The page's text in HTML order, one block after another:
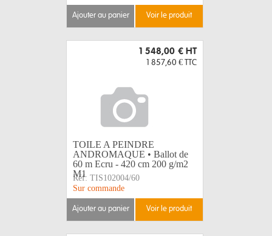
ajouter au panier voir le produit
1 548,00 € HT
1 857,60 € TTC
TOILE A PEINDRE
ANDROMAQUE • Ballot de
60 m Ecru - 420 cm 200 g/m2
M1
Réf: TIS102004/60
Sur commande
ajouter au panier voir le produit